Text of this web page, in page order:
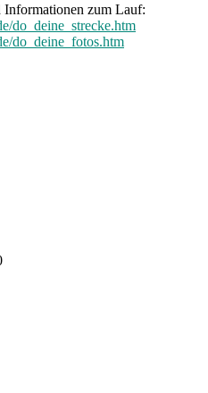
zum Lauf:
do_deine_strecke.htm
do_deine_fotos.htm